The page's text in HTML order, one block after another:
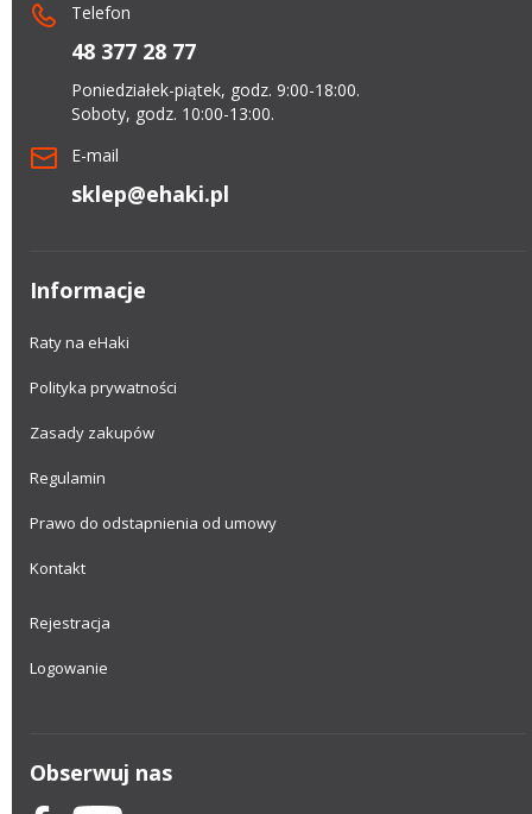
Telefon
48 377 28 77
Poniedziałek-piątek, godz. 9:00-18:00.
Soboty, godz. 10:00-13:00.
E-mail
sklep@ehaki.pl
Informacje
Raty na eHaki
Polityka prywatności
Zasady zakupów
Regulamin
Prawo do odstapnienia od umowy
Kontakt
Rejestracja
Logowanie
Obserwuj nas